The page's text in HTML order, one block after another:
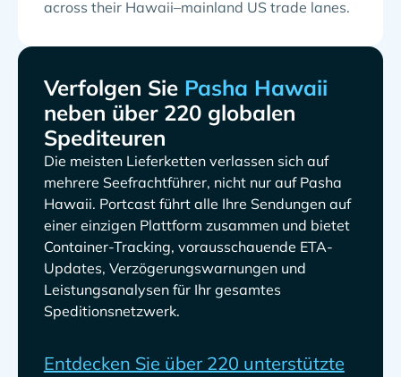
across their Hawaii–mainland US trade lanes.
Verfolgen Sie
neben über 220 globalen
Spediteuren
Die meisten Lieferketten verlassen sich auf
mehrere Seefrachtführer, nicht nur auf
. Portcast führt alle Ihre Sendungen auf
einer einzigen Plattform zusammen und bietet
Container-Tracking, vorausschauende ETA-
Updates, Verzögerungswarnungen und
Leistungsanalysen für Ihr gesamtes
Speditionsnetzwerk.
Entdecken Sie über 220 unterstützte